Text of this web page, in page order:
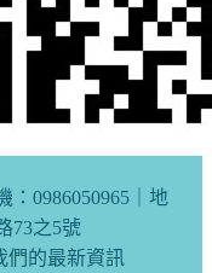
0986050965｜地
73之5號
們的最新資訊